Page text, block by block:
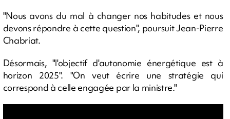
"Nous avons du mal à changer nos habitudes et nous
devons répondre à cette question", poursuit Jean-Pierre
Chabriat.
Désormais, "l'objectif d'autonomie énergétique est à
horizon 2025". "On veut écrire une stratégie qui
correspond à celle engagée par la ministre."